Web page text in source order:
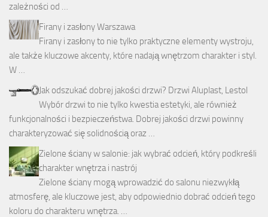
zależności od …
Firany i zasłony Warszawa
Firany i zasłony to nie tylko praktyczne elementy wystroju,
ale także kluczowe akcenty, które nadają wnętrzom charakter i styl.
W …
Jak odszukać dobrej jakości drzwi? Drzwi Aluplast, Lestol
Wybór drzwi to nie tylko kwestia estetyki, ale również
funkcjonalności i bezpieczeństwa. Dobrej jakości drzwi powinny
charakteryzować się solidnością oraz …
Zielone ściany w salonie: jak wybrać odcień, który podkreśli
charakter wnętrza i nastrój
Zielone ściany mogą wprowadzić do salonu niezwykłą
atmosferę, ale kluczowe jest, aby odpowiednio dobrać odcień tego
koloru do charakteru wnętrza. …